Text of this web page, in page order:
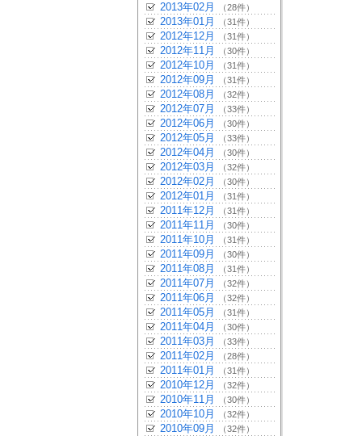
2013年02月 （28件）
2013年01月 （31件）
2012年12月 （31件）
2012年11月 （30件）
2012年10月 （31件）
2012年09月 （31件）
2012年08月 （32件）
2012年07月 （33件）
2012年06月 （30件）
2012年05月 （33件）
2012年04月 （30件）
2012年03月 （32件）
2012年02月 （30件）
2012年01月 （31件）
2011年12月 （31件）
2011年11月 （30件）
2011年10月 （31件）
2011年09月 （30件）
2011年08月 （31件）
2011年07月 （32件）
2011年06月 （32件）
2011年05月 （31件）
2011年04月 （30件）
2011年03月 （33件）
2011年02月 （28件）
2011年01月 （31件）
2010年12月 （32件）
2010年11月 （30件）
2010年10月 （32件）
2010年09月 （32件）